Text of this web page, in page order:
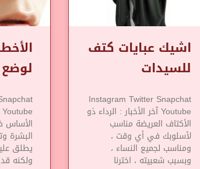
اشيك عبايات كتف
للسيدات
Instagram Twitter Snapchat
Youtube آخر الأخبار : الرداء ذو
​​الأكتاف العريضة مناسب
لأسلوبك في أي وقت ،
ومناسب لجميع النساء ،
وبسبب شعبيته ، اخترنا
الأساس
البشرة
يطلق
ولكنه